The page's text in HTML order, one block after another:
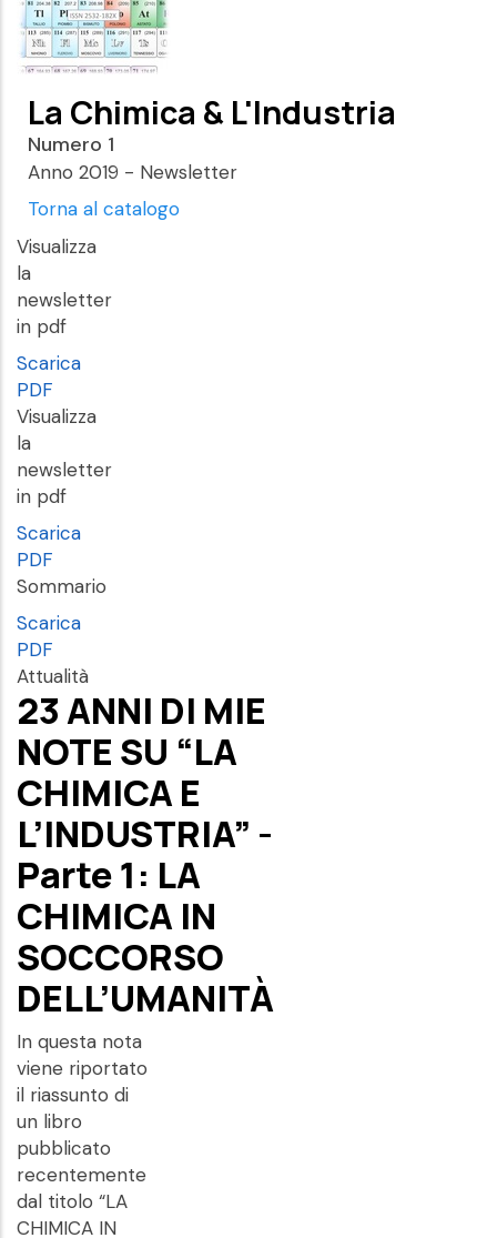
La Chimica & L'Industria
Numero 1
Anno 2019 - Newsletter
Torna al catalogo
Visualizza
la
newsletter
in pdf
Scarica
PDF
Visualizza
la
newsletter
in pdf
Scarica
PDF
Sommario
Scarica
PDF
Attualità
23 ANNI DI MIE
NOTE SU “LA
CHIMICA E
L’INDUSTRIA” -
Parte 1: LA
CHIMICA IN
SOCCORSO
DELL’UMANITÀ
In questa nota
viene riportato
il riassunto di
un libro
pubblicato
recentemente
dal titolo “LA
CHIMICA IN